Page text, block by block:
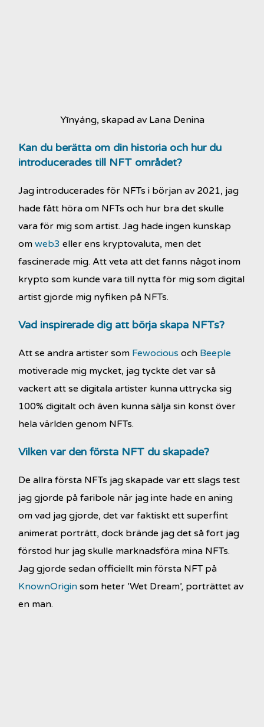
Yīnyáng, skapad av Lana Denina
Kan du berätta om din historia och hur du
introducerades till NFT området?
Jag introducerades för NFTs i början av 2021, jag
hade fått höra om NFTs och hur bra det skulle
vara för mig som artist. Jag hade ingen kunskap
omweb3 eller ens kryptovaluta, men det
fascinerade mig. Att veta att det fanns något inom
krypto som kunde vara till nytta för mig som digital
artist gjorde mig nyfiken på NFTs.
Vad inspirerade dig att börja skapa NFTs?
Att se andra artister som Fewocious och Beeple
motiverade mig mycket, jag tyckte det var så
vackert att se digitala artister kunna uttrycka sig
100% digitalt och även kunna sälja sin konst över
hela världen genom NFTs.
Vilken var den första NFT du skapade?
De allra första NFTs jag skapade var ett slags test
jag gjorde på faribole när jag inte hade en aning
om vad jag gjorde, det var faktiskt ett superfint
animerat porträtt, dock brände jag det så fort jag
förstod hur jag skulle marknadsföra mina NFTs.
Jag gjorde sedan officiellt min första NFT på
KnownOrigin som heter ’Wet Dream’, porträttet av
en man.